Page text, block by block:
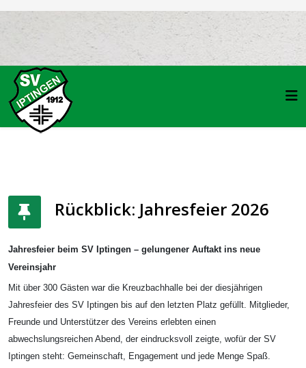
Rückblick: Jahresfeier 2026
Jahresfeier beim SV Iptingen – gelungener Auftakt ins neue
Vereinsjahr
Mit über 300 Gästen war die Kreuzbachhalle bei der diesjährigen
Jahresfeier des SV Iptingen bis auf den letzten Platz gefüllt. Mitglieder,
Freunde und Unterstützer des Vereins erlebten einen
abwechslungsreichen Abend, der eindrucksvoll zeigte, wofür der SV
Iptingen steht: Gemeinschaft, Engagement und jede Menge Spaß.